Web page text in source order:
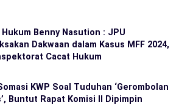
Hukum Benny Nasution : JPU
Dakwaan dalam Kasus MFF 2024,
Cacat Hukum
KWP Soal Tuduhan ‘Gerombolan
Buntut Rapat Komisi II Dipimpin